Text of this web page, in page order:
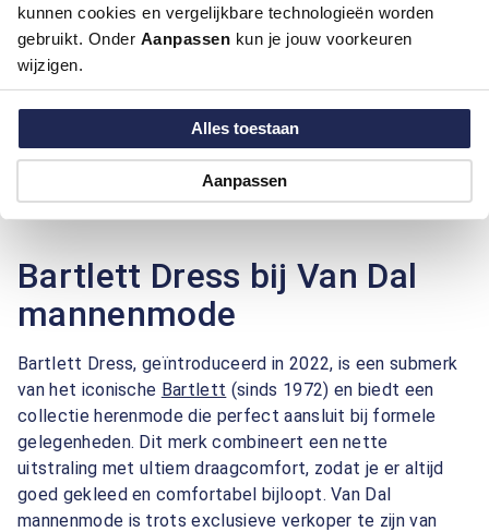
kunnen cookies en vergelijkbare technologieën worden
gebruikt. Onder Aanpassen kun je jouw voorkeuren
wijzigen.
Alles toestaan
Aanpassen
Overhemd
Bartlett Dress bij Van Dal
mannenmode
Bartlett Dress, geïntroduceerd in 2022, is een submerk
van het iconische Bartlett (sinds 1972) en biedt een
collectie herenmode die perfect aansluit bij formele
gelegenheden. Dit merk combineert een nette
uitstraling met ultiem draagcomfort, zodat je er altijd
goed gekleed en comfortabel bijloopt. Van Dal
mannenmode is trots exclusieve verkoper te zijn van